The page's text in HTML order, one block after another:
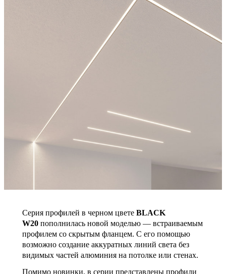
Серия профилей в черном цвете BLACK
W20 пополнилась новой моделью — встраиваемым
профилем со скрытым фланцем. С его помощью
возможно создание аккуратных линий света без
видимых частей алюминия на потолке или стенах.
Помимо новинки, в серии представлены профили